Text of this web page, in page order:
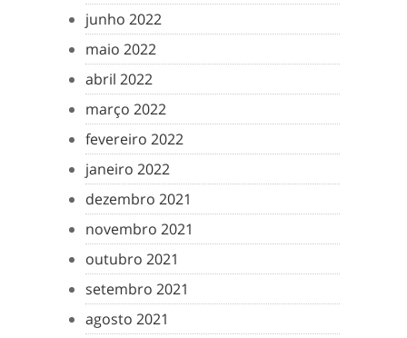
junho 2022
maio 2022
abril 2022
março 2022
fevereiro 2022
janeiro 2022
dezembro 2021
novembro 2021
outubro 2021
setembro 2021
agosto 2021